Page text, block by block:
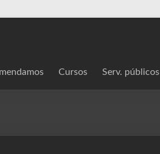
Cursos Serv. públicos